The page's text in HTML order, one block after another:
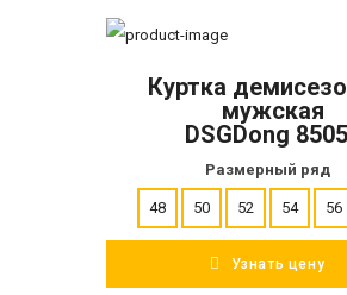
ПОДРОБНЕЕ
Куртка
мужская
DSGDong
Размерный ряд
48 50 52 54 56
Узнать цену